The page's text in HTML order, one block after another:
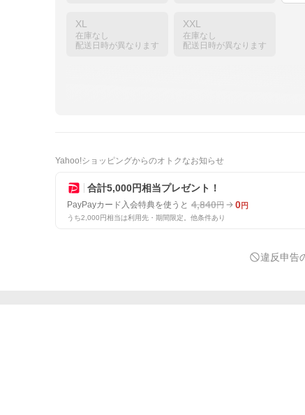
XL
在庫なし
配送日時が異なります
XXL
在庫なし
配送日時が異なります
Yahoo!ショッピングからのオトクなお知らせ
合計5,000円相当プレゼント！
PayPayカード入会特典を使うと 4,840円 0円
うち2,000円相当は利用先・期間限定。他条件あり
違反申告